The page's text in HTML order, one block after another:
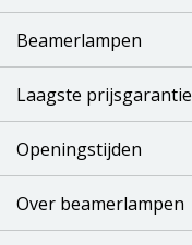
Beamerlampen
Laagste prijsgarantie
Openingstijden
Over beamerlampen